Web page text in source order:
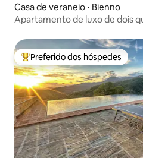
Casa de veraneio ⋅ Bienno
Apartamento de luxo de dois
Entre os melhores preferidos
Preferido dos hóspedes